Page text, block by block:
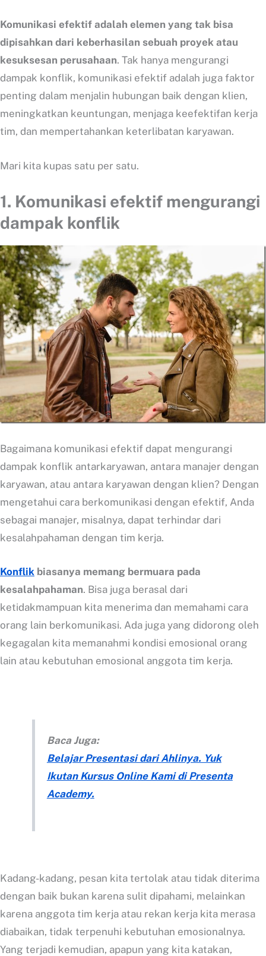
Komunikasi efektif adalah elemen yang tak bisa
dipisahkan dari keberhasilan sebuah proyek atau
kesuksesan perusahaan. Tak hanya mengurangi
dampak konflik, komunikasi efektif adalah juga faktor
penting dalam menjalin hubungan baik dengan klien,
meningkatkan keuntungan, menjaga keefektifan kerja
tim, dan mempertahankan keterlibatan karyawan.
Mari kita kupas satu per satu.
1. Komunikasi efektif mengurangi
dampak konflik
Bagaimana komunikasi efektif dapat mengurangi
dampak konflik antarkaryawan, antara manajer dengan
karyawan, atau antara karyawan dengan klien? Dengan
mengetahui cara berkomunikasi dengan efektif, Anda
sebagai manajer, misalnya, dapat terhindar dari
kesalahpahaman dengan tim kerja.
Konflik biasanya memang bermuara pada
kesalahpahaman. Bisa juga berasal dari
ketidakmampuan kita menerima dan memahami cara
orang lain berkomunikasi. Ada juga yang didorong oleh
kegagalan kita memanahmi kondisi emosional orang
lain atau kebutuhan emosional anggota tim kerja.
Baca Juga:
Belajar Presentasi dari Ahlinya. Yuk
Ikutan Kursus Online Kami di Presenta
Academy.
Kadang-kadang, pesan kita tertolak atau tidak diterima
dengan baik bukan karena sulit dipahami, melainkan
karena anggota tim kerja atau rekan kerja kita merasa
diabaikan, tidak terpenuhi kebutuhan emosionalnya.
Yang terjadi kemudian, apapun yang kita katakan,